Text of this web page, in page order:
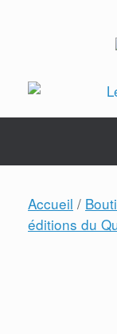
Accueil /
éditions du